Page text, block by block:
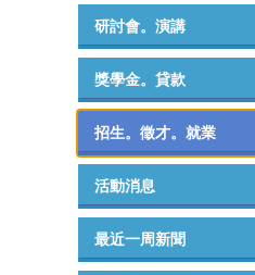
研討會。演講
獎學金。貸款
招生。徵才。就業
活動消息
最近一周新聞